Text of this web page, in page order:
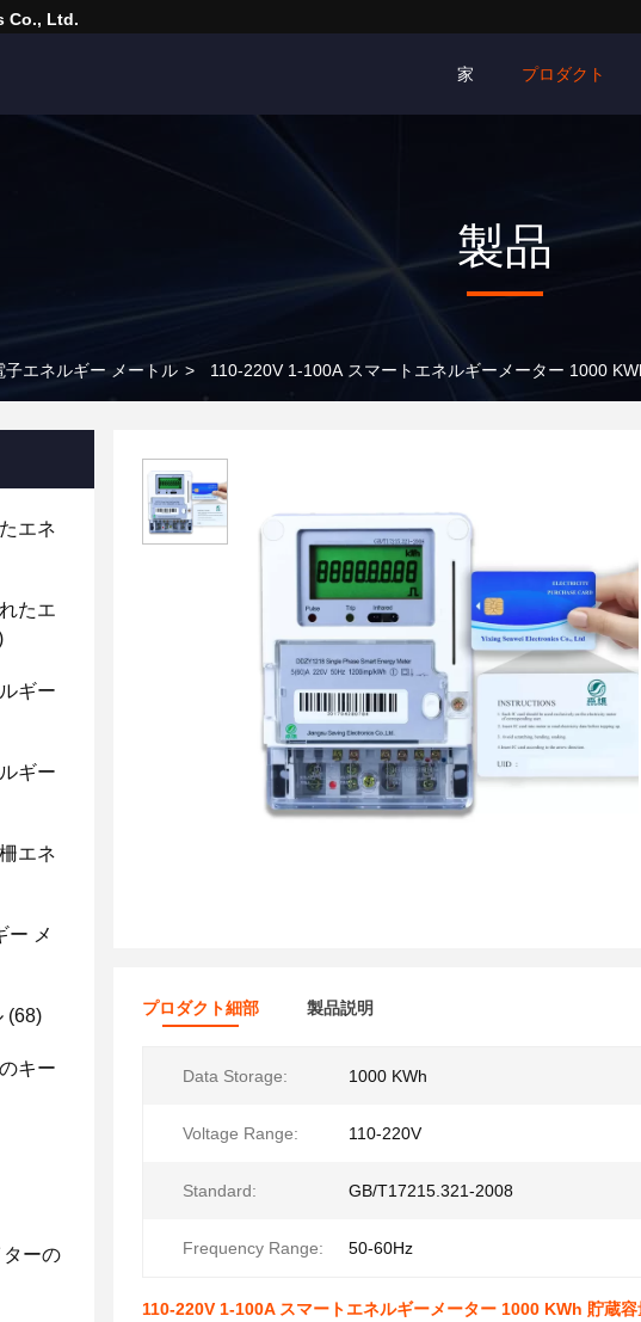
Co., Ltd.
家 プロダクト
製品
子エネルギー メートル > 110-220V 1-100A スマートエネルギーメーター 1000
エネ
たエ
ギー
ギー
エネ
ー メ
(68)
キー
ーの
プロダクト細部 製品説明
Data Storage: 1000 KWh
Voltage Range: 110-220V
Standard: GB/T17215.321-2008
Frequency Range: 50-60Hz
110-220V 1-100A スマートエネルギーメーター 1000 KWh 貯蔵